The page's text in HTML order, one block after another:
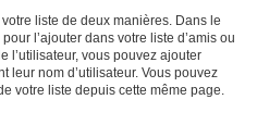
liste de deux manières. Dans le
l’ajouter dans votre liste d’amis ou
l’utilisateur, vous pouvez ajouter
leur nom d’utilisateur. Vous pouvez
votre liste depuis cette même page.